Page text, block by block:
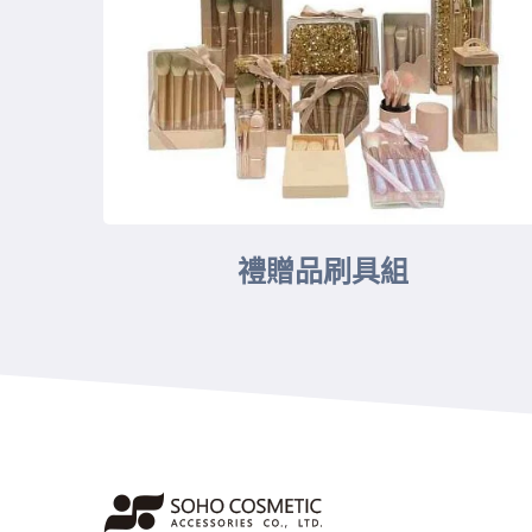
禮贈品刷具組